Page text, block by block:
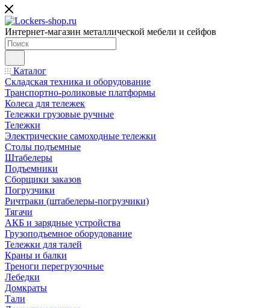
Интернет-магазин металлической мебели и сейфов
Каталог
Складская техника и оборудование
Транспортно-роликовые платформы
Колеса для тележек
Тележки грузовые ручные
Тележки
Электрические самоходные тележки
Столы подъемные
Штабелеры
Подъемники
Сборщики заказов
Погрузчики
Ричтраки (штабелеры-погрузчики)
Тягачи
АКБ и зарядные устройства
Грузоподъемное оборудование
Тележки для талей
Краны и балки
Треноги перегрузочные
Лебедки
Домкраты
Тали